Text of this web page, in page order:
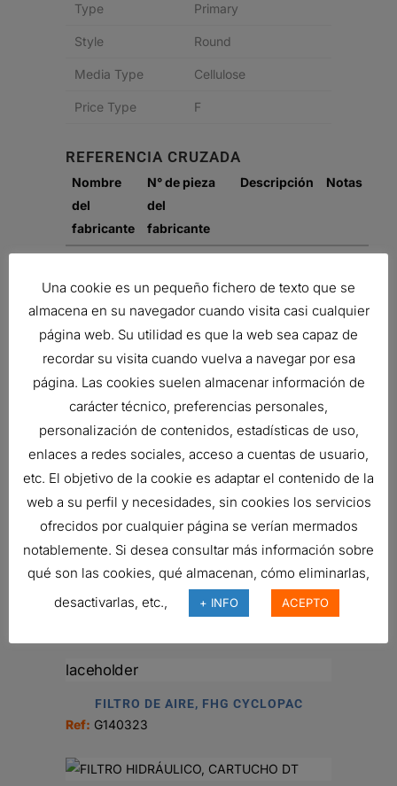
Type Primary
Style Round
Media Type Cellulose
Price Type F
REFERENCIA CRUZADA
Nombre
del
fabricante
N° de pieza
del
fabricante
Descripción Notas
PRIMARY
ROUND
ISUZU Z760125830
AIR FILTER,
PRIMARY
ROUND
Related products
ENSAMBLE PURIFICADOR DE AIRE
FILTRO DE AIRE, FHG CYCLOPAC
Ref: G140323
Una cookie es un pequeño fichero de texto que se
almacena en su navegador cuando visita casi cualquier
página web. Su utilidad es que la web sea capaz de
recordar su visita cuando vuelva a navegar por esa
página. Las cookies suelen almacenar información de
carácter técnico, preferencias personales,
personalización de contenidos, estadísticas de uso,
enlaces a redes sociales, acceso a cuentas de usuario,
etc. El objetivo de la cookie es adaptar el contenido de la
web a su perfil y necesidades, sin cookies los servicios
ofrecidos por cualquier página se verían mermados
notablemente. Si desea consultar más información sobre
qué son las cookies, qué almacenan, cómo eliminarlas,
desactivarlas, etc.,
+ INFO ACEPTO